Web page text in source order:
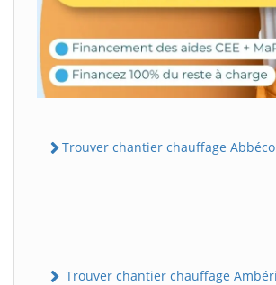
Trouver chantier chauffage
Trouver chantier chauffage